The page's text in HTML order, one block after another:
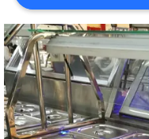
FÄLLE
VR
SITEMAP